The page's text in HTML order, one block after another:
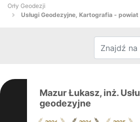
Orły Geodezji
Usługi Geodezyjne, Kartografia -
Mazur Łukasz, inż.
geodezyjne